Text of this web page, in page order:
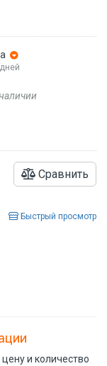
Сравнить
Быстрый просмотр
и количество